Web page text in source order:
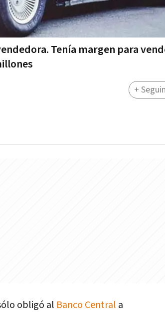
Tenía margen para
+
obligó al Banco Central a